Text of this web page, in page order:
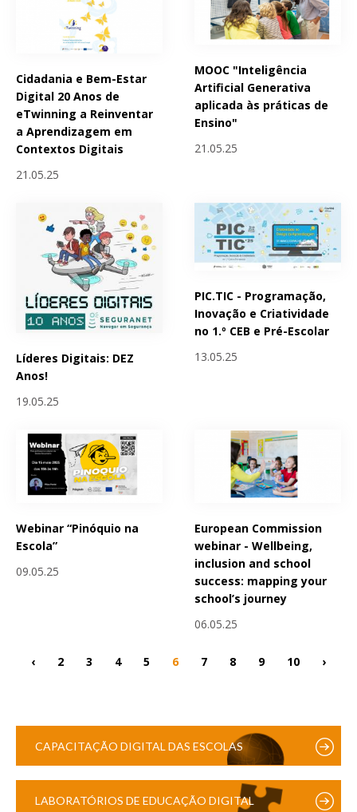
Cidadania e Bem-Estar
Digital 20 Anos de
eTwinning a Reinventar
a Aprendizagem em
Contextos Digitais
21.05.25
MOOC "Inteligência
Artificial Generativa
aplicada às práticas de
Ensino"
21.05.25
Líderes Digitais: DEZ
Anos!
19.05.25
PIC.TIC - Programação,
Inovação e Criatividade
no 1.º CEB e Pré-Escolar
13.05.25
Webinar “Pinóquio na
Escola”
09.05.25
European Commission
webinar - Wellbeing,
inclusion and school
success: mapping your
school’s journey
06.05.25
‹ 2 3 4 5 6 7 8 9 10 ›
CAPACITAÇÃO DIGITAL DAS ESCOLAS
LABORATÓRIOS DE EDUCAÇÃO DIGITAL